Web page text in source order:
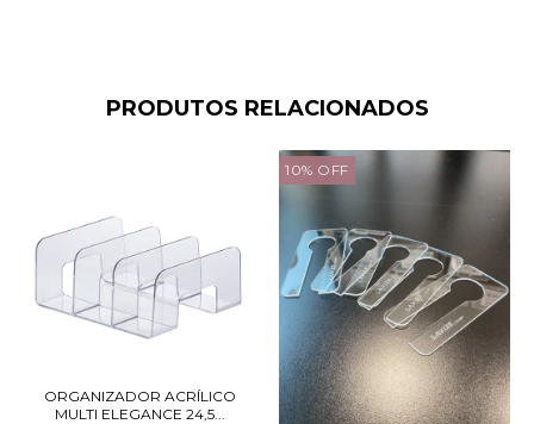
PRODUTOS RELACIONADOS
ORGANIZADOR ACRÍLICO
MULTI ELEGANCE 24,5...
10% OFF